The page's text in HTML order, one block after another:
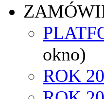
okno)
ROK